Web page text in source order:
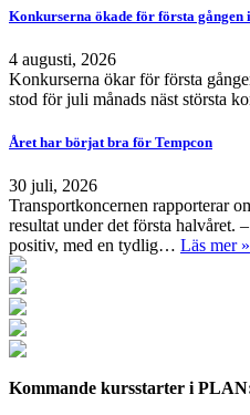
Konkurserna ökade för första gången
4 augusti, 2026
Konkurserna ökar för första
stod för juli månads näst största
Året har börjat bra för Tempcon
30 juli, 2026
Transportkoncernen rapporterar
resultat under det första halvåret.
positiv, med en tydlig… Läs mer »
Kommande kursstarter i